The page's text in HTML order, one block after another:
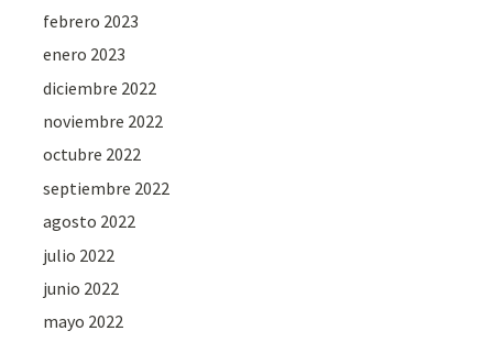
febrero 2023
enero 2023
diciembre 2022
noviembre 2022
octubre 2022
septiembre 2022
agosto 2022
julio 2022
junio 2022
mayo 2022